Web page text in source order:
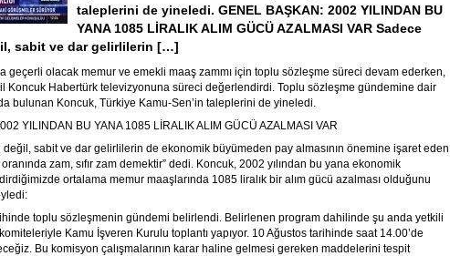
taleplerini de yineledi. GENEL BAŞKAN: 2002 YILINDAN BU
YANA 1085 LİRALIK ALIM GÜCÜ AZALMASI VAR Sadece
sabit ve dar gelirlilerin […]
geçerli olacak memur ve emekli maaş zammı için toplu sözleşme süreci devam ederken,
Koncuk Habertürk televizyonuna süreci değerlendirdi. Toplu sözleşme gündemine dair
bulunan Koncuk, Türkiye Kamu-Sen’in taleplerini de yineledi.
YILINDAN BU YANA 1085 LİRALIK ALIM GÜCÜ AZALMASI VAR
değil, sabit ve dar gelirlilerin de ekonomik büyümeden pay almasının önemine işaret eden
zam, sıfır zam demektir” dedi. Koncuk, 2002 yılından bu yana ekonomik
ortalama memur maaşlarında 1085 liralık bir alım gücü azalması olduğunu
toplu sözleşmenin gündemi belirlendi. Belirlenen program dahilinde şu anda yetkili
Kamu İşveren Kurulu toplantı yapıyor. 10 Ağustos tarihinde saat 14.00’de
Bu komisyon çalışmalarının karar haline gelmesi gereken maddelerini tespit